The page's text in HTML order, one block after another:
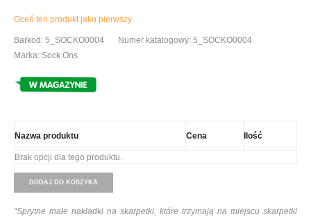
Oceń ten produkt jako pierwszy
Barkod: 5_SOCKO0004
Numer katalogowy: 5_SOCKO0004
Marka: Sock Ons
Nazwa produktu Cena Ilość
Brak opcji dla tego produktu.
DODAJ DO KOSZYKA
"Sprytne małe nakładki na skarpetki, które trzymają na miejscu skarpetki